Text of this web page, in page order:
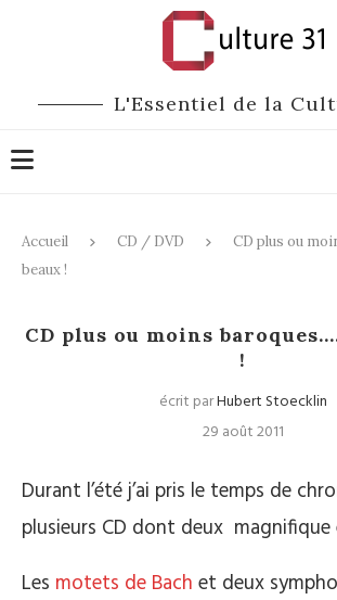
L'Essentiel de la
Accueil CD / DVD
CD plus ou
beaux !
CD plus ou moins
!
écrit parHubert Stoecklin
29 août 2011
Durant l’été j’ai pris le temps de
plusieurs CD dont deux
Les motets de Bach et deux